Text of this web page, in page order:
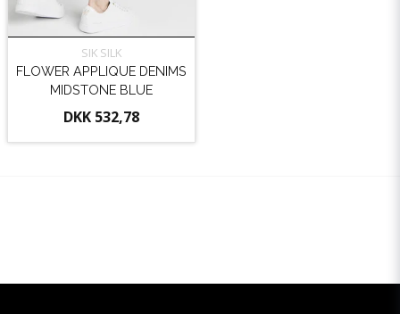
SIK SILK
FLOWER APPLIQUE DENIMS
MIDSTONE BLUE
DKK 532,78